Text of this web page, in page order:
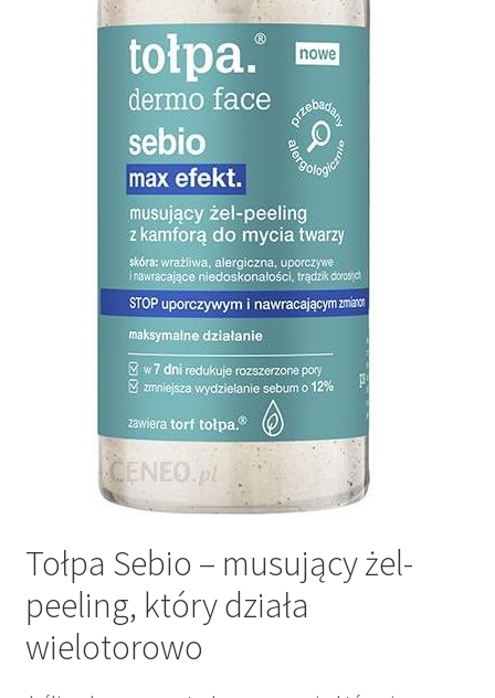
Tołpa Sebio – musujący żel-
peeling, który działa
wielotorowo